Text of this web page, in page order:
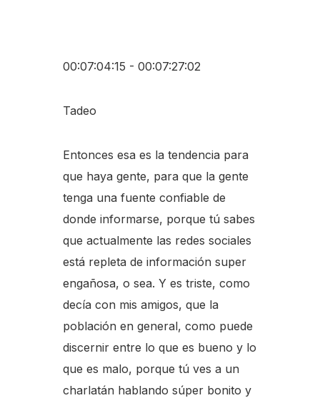
00:07:04:15 - 00:07:27:02
Tadeo
Entonces esa es la tendencia para
que haya gente, para que la gente
tenga una fuente confiable de
donde informarse, porque tú sabes
que actualmente las redes sociales
está repleta de información super
engañosa, o sea. Y es triste, como
decía con mis amigos, que la
población en general, como puede
discernir entre lo que es bueno y lo
que es malo, porque tú ves a un
charlatán hablando súper bonito y